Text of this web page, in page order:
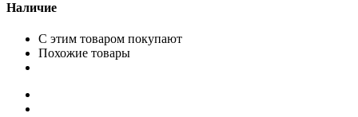
Наличие
С этим товаром покупают
Похожие товары